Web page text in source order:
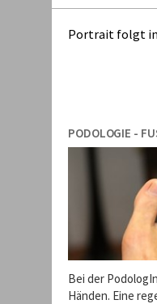
Portrait folgt in
PODOLOGIE -
Bei der
Händen. Eine